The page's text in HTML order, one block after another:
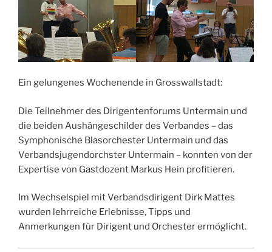
Ein gelungenes Wochenende in Grosswallstadt:
Die Teilnehmer des Dirigentenforums Untermain und
die beiden Aushängeschilder des Verbandes – das
Symphonische Blasorchester Untermain und das
Verbandsjugendorchster Untermain – konnten von der
Expertise von Gastdozent Markus Hein profitieren.
Im Wechselspiel mit Verbandsdirigent Dirk Mattes
wurden lehrreiche Erlebnisse, Tipps und
Anmerkungen für Dirigent und Orchester ermöglicht.